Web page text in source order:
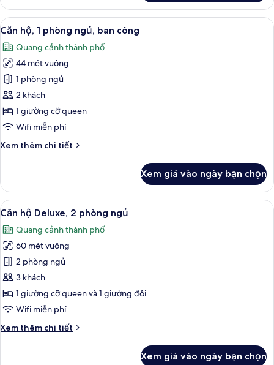
Studio
Deluxe,
quang
thành
phố
Xem
tất
cả
ảnh
Căn
hộ,
1
phòng
ban
Căn hộ, 1 phòng ngủ, ban công |
8
Căn hộ, 1 phòng ngủ, ban công
Quang cảnh thành phố
44 mét vuông
1 phòng ngủ
2 khách
1 giường cỡ queen
Wifi miễn phí
Xem thêm chi tiết
Chi
Căn
hộ,
1
ngủ,
ban
công
Xem giá vào ngày bạn chọn
Xem
tất
cả
ảnh
Căn
hộ
Deluxe,
2
ngủ
Căn hộ Deluxe, 2 phòng ngủ |
10
Căn hộ Deluxe, 2 phòng ngủ
Quang cảnh thành phố
60 mét vuông
2 phòng ngủ
3 khách
1 giường cỡ queen và 1 giường đôi
Wifi miễn phí
Xem thêm chi tiết
Chi
Xem giá vào ngày bạn chọn